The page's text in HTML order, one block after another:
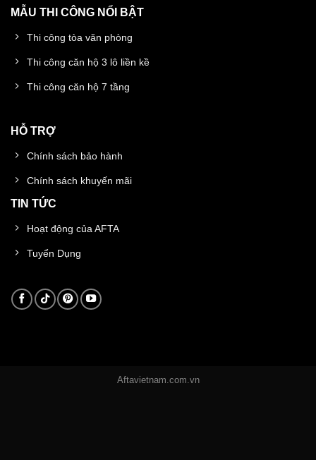
MẪU THI CÔNG NỔI BẬT
Thi công tòa văn phòng
Thi công căn hộ 3 lô liền kề
Thi công căn hộ 7 tầng
HỖ TRỢ
Chính sách bảo hành
Chính sách khuyến mãi
TIN TỨC
Hoạt động của AFTA
Tuyển Dụng
Aftavietnam.com.vn